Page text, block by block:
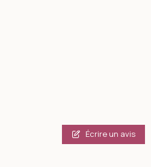
Écrire un avis